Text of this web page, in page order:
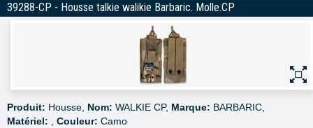
39288-CP - Housse talkie walikie Barbaric. Molle.CP
Produit: Housse, Nom: WALKIE CP, Marque: BARBARIC,
Matériel:
Couleur: Camo